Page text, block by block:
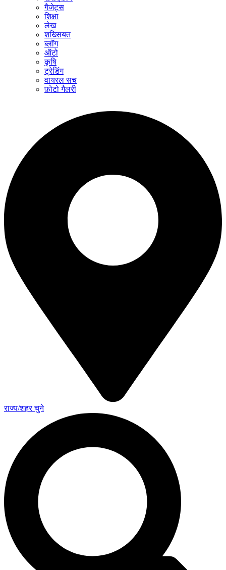
गैजेट्स
शिक्षा
लेख
शख्सियत
ब्लॉग
ऑटो
कृषि
ट्रेडिंग
वायरल सच
फ़ोटो गैलरी
राज्य/शहर चुने